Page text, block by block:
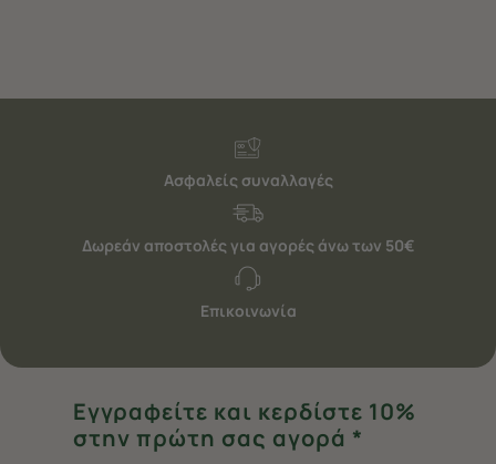
Ασφαλείς συναλλαγές
Δωρεάν αποστολές για αγορές άνω των 50€
Επικοινωνία
Εγγραφείτε και κερδίστε 10%
στην πρώτη σας αγορά *